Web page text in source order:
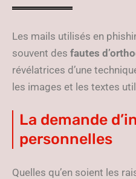
Les mails utilisés en
souvent des fautes d
révélatrices d’une
les images et les textes
La demande
personnelles
Quelles qu’en soient les